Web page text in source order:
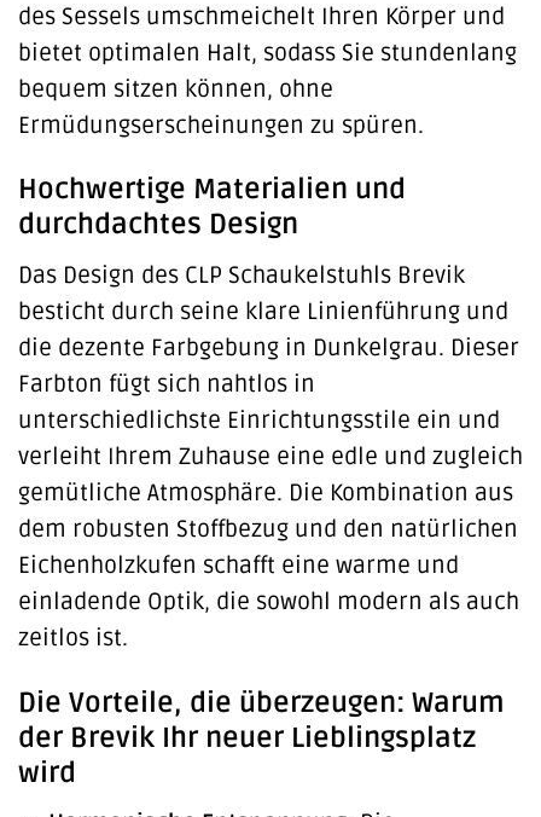
des Sessels umschmeichelt Ihren Körper und
bietet optimalen Halt, sodass Sie stundenlang
bequem sitzen können, ohne
Ermüdungserscheinungen zu spüren.
Hochwertige Materialien und
durchdachtes Design
Das Design des CLP Schaukelstuhls Brevik
besticht durch seine klare Linienführung und
die dezente Farbgebung in Dunkelgrau. Dieser
Farbton fügt sich nahtlos in
unterschiedlichste Einrichtungsstile ein und
verleiht Ihrem Zuhause eine edle und zugleich
gemütliche Atmosphäre. Die Kombination aus
dem robusten Stoffbezug und den natürlichen
Eichenholzkufen schafft eine warme und
einladende Optik, die sowohl modern als auch
zeitlos ist.
Die Vorteile, die überzeugen: Warum
der Brevik Ihr neuer Lieblingsplatz
wird